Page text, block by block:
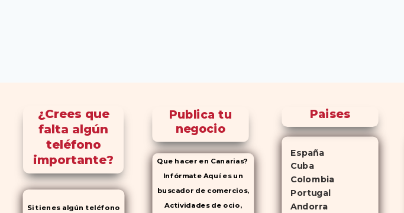
¿Crees que
falta algún
teléfono
importante?
Si tienes algún teléfono
Publica tu
negocio
Que hacer en Canarias?
Infórmate Aquí es un
buscador de comercios,
Actividades de ocio,
Paises
España
Cuba
Colombia
Portugal
Andorra